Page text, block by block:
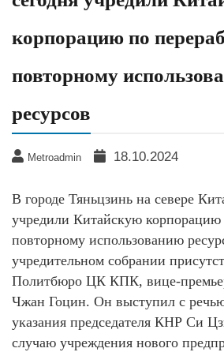
корпорацию по
повторному
ресурсов
Metroadmin 18.10.2024
В городе Тяньцзинь на севере
учредили Китайскую корпорацию
повторному использованию
учредительном собрании
Политбюро ЦК КПК, вице-
Чжан Гоцин. Он выступил с
указания председателя КНР Си
случаю учреждения нового